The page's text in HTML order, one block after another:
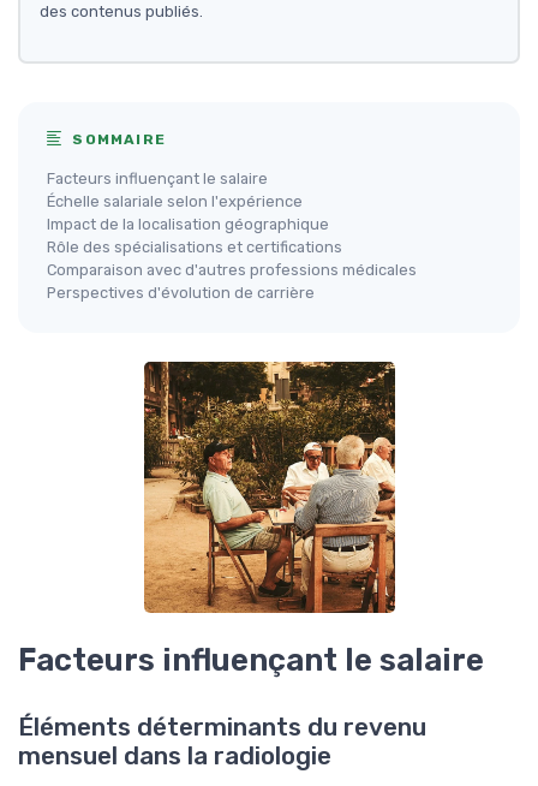
des contenus publiés.
SOMMAIRE
Facteurs influençant le salaire
Échelle salariale selon l'expérience
Impact de la localisation géographique
Rôle des spécialisations et certifications
Comparaison avec d'autres professions médicales
Perspectives d'évolution de carrière
Facteurs influençant le salaire
Éléments déterminants du revenu
mensuel dans la radiologie